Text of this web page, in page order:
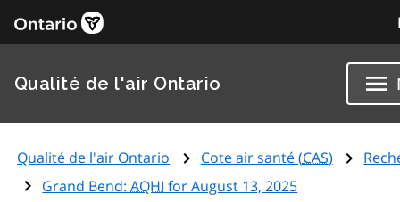
Qualité de l'air Ontario
Qualité de l'air Ontario Cote air santé (CAS)
Grand Bend:AQHI for August 13, 2025